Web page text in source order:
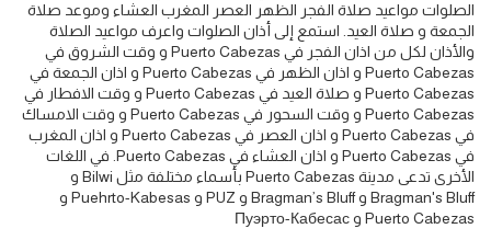
الصلوات مواعيد صلاة الفجر الظهر العصر المغرب العشاء وموعد صلاة
الجمعة و صلاة العيد. استمع إلى أذان الصلوات واعرف مواعيد الصلاة
والأذان لكل من اذان الفجر في Puerto Cabezas و وقت الشروق في
Puerto Cabezas و اذان الظهر في Puerto Cabezas و اذان الجمعة في
Puerto Cabezas و صلاة العيد في Puerto Cabezas و وقت الافطار في
Puerto Cabezas و وقت السحور في Puerto Cabezas و وقت الامساك
في Puerto Cabezas و اذان العصر في Puerto Cabezas و اذان المغرب
في Puerto Cabezas و اذان العشاء في Puerto Cabezas. في اللغات
الأخرى تدعى مدينة Puerto Cabezas بأسماء مختلفة مثل Bilwi و
Bragman's Bluff و Bragman’s Bluff و PUZ و Puehrto-Kabesas و
Puerto Cabezas و Пуэрто-Кабесас